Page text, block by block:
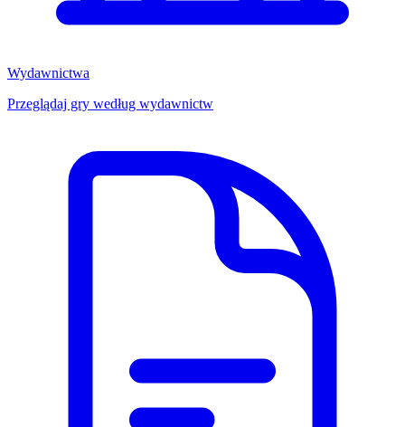
Wydawnictwa
Przeglądaj gry według wydawnictw